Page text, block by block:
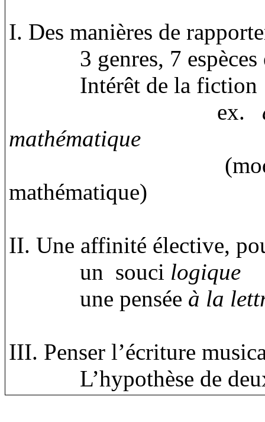
I. Des manières de
3 genres, 7
Intérêt de la fiction
ex.
mathématique
mathématique)
II. Une affinité élective,
un souci logique
une pensée à la
III. Penser l’écriture
L’hypothèse de